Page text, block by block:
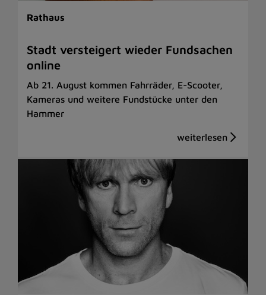
Rathaus
Stadt versteigert wieder Fundsachen
online
Ab 21. August kommen Fahrräder, E-Scooter,
Kameras und weitere Fundstücke unter den
Hammer